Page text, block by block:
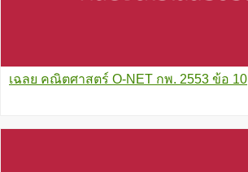
เฉลย คณิตศาสตร์ O-NET กพ. 2553 ข้อ 10